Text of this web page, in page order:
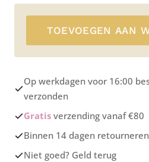
TOEVOEGEN AAN
Op werkdagen voor 16:00
verzonden
Gratis verzending vanaf €80
Binnen 14 dagen retourneren
Niet goed? Geld terug